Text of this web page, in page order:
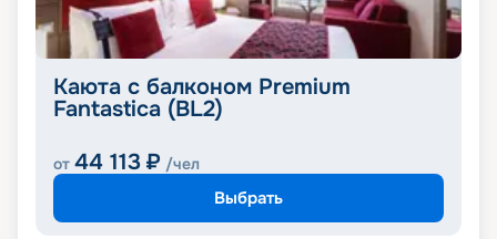
Каюта с балконом Premium
Fantastica (BL2)
от 44 113 ₽ /чел
Выбрать